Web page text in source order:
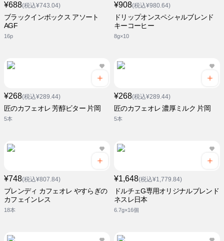
¥688(税込¥743.04)
ブラックインボックス アソート
AGF
16p
¥908(税込¥980.64)
ドリップオンスペシャルブレンド
キーコーヒー
8g×10
¥268(税込¥289.44)
匠のカフェオレ 芳醇ビター 片岡
5本
¥268(税込¥289.44)
匠のカフェオレ 濃厚ミルク 片岡
5本
¥748(税込¥807.84)
ブレンディ カフェオレ やすらぎの
カフェインレス
18本
¥1,648(税込¥1,779.84)
ドルチェG専用オリジナルブレンド
ネスレ日本
6.7g×16個